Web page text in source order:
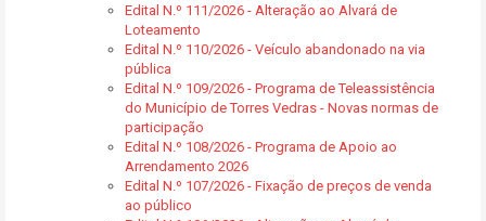
Edital N.º 111/2026 - Alteração ao Alvará de
Loteamento
Edital N.º 110/2026 - Veículo abandonado na via
pública
Edital N.º 109/2026 - Programa de Teleassistência
do Município de Torres Vedras - Novas normas de
participação
Edital N.º 108/2026 - Programa de Apoio ao
Arrendamento 2026
Edital N.º 107/2026 - Fixação de preços de venda
ao público